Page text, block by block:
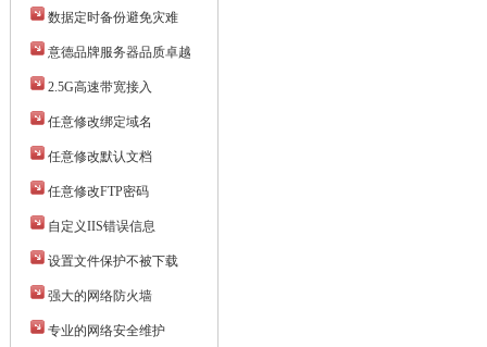
数据定时备份避免灾难
意德品牌服务器品质卓越
2.5G高速带宽接入
任意修改绑定域名
任意修改默认文档
任意修改FTP密码
自定义IIS错误信息
设置文件保护不被下载
强大的网络防火墙
专业的网络安全维护